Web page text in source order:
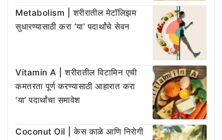
Metabolism | शरीरातील मेटॉलिझम
सुधारण्यासाठी करा ‘या’ पदार्थांचे सेवन
Vitamin A | शरीरातील विटामिन एची
कमतरता पूर्ण करण्यासाठी आहारात करा
‘या’ पदार्थांचा समावेश
Coconut Oil | केस काळे आणि निरोगी